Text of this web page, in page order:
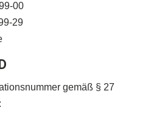
00
29
gemäß § 27